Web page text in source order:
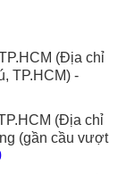
(Địa chỉ
TP.HCM) -
(Địa chỉ
(gần cầu vượt